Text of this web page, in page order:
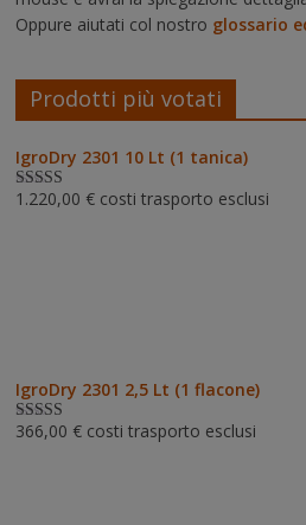
Oppure aiutati col nostro glossario
Prodotti più votati
IgroDry 2301 10 Lt (1 tanica)
Valutato5.00
1.220,00 € costi trasporto esclusi
IgroDry 2301 2,5 Lt (1 flacone)
Valutato5.00
366,00 € costi trasporto esclusi